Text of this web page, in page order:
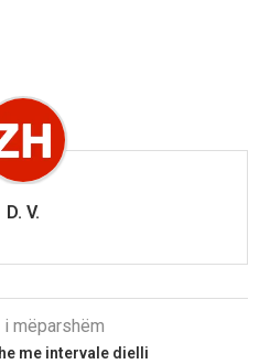
D. V.
mëparshëm
me intervale dielli